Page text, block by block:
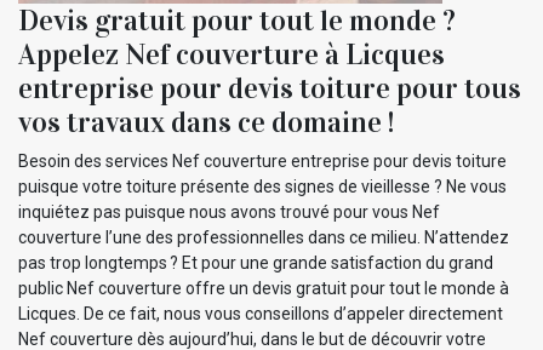
Devis gratuit pour tout le monde ?
Appelez Nef couverture à Licques
entreprise pour devis toiture pour tous
vos travaux dans ce domaine !
Besoin des services Nef couverture entreprise pour devis toiture
puisque votre toiture présente des signes de vieillesse ? Ne vous
inquiétez pas puisque nous avons trouvé pour vous Nef
couverture l’une des professionnelles dans ce milieu. N’attendez
pas trop longtemps ? Et pour une grande satisfaction du grand
public Nef couverture offre un devis gratuit pour tout le monde à
Licques. De ce fait, nous vous conseillons d’appeler directement
Nef couverture dès aujourd’hui, dans le but de découvrir votre